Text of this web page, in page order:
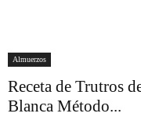
Almuerzos
Receta de Trutros
Blanca Método...